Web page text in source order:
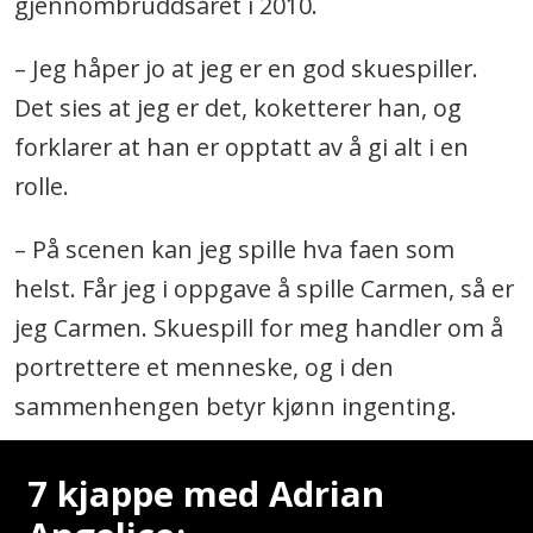
– Jeg håper jo at jeg er en god skuespiller.
Det sies at jeg er det, koketterer han, og
forklarer at han er opptatt av å gi alt i en
rolle.
– På scenen kan jeg spille hva faen som
helst. Får jeg i oppgave å spille Carmen, så er
jeg Carmen. Skuespill for meg handler om å
portrettere et menneske, og i den
sammenhengen betyr kjønn ingenting.
7 kjappe med Adrian